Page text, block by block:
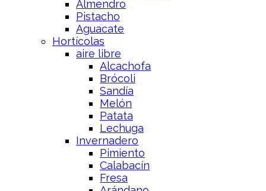
Almendro
Pistacho
Aguacate
Hortícolas
aire libre
Alcachofa
Brócoli
Sandía
Melón
Patata
Lechuga
Invernadero
Pimiento
Calabacín
Fresa